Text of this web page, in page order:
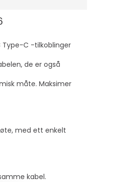
Type-C -tilkoblinger
de er også
måte. Maksimer
med ett enkelt
kabel.